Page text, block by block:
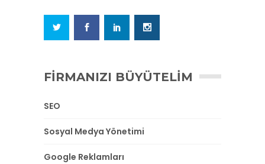
FIRMANIZI BÜYÜTELIM
SEO
Sosyal Medya Yönetimi
Google Reklamları